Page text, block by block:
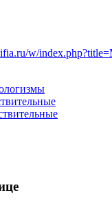
w/